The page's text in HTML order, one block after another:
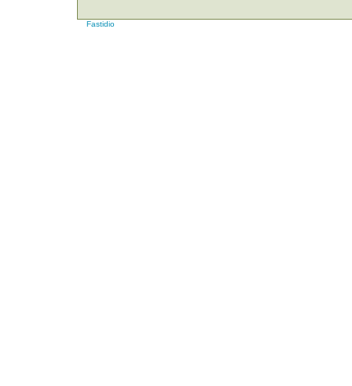
Fastidio